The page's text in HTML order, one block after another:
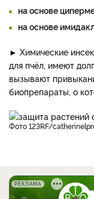
на основе
на основе
► Химические
для пчёл, имеют
вызывают
биопрепараты, о
фото 123RF/
РЕКЛАМА